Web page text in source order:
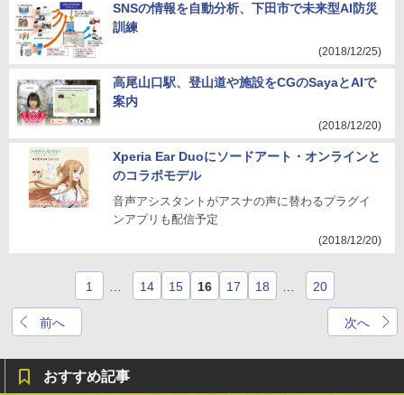
SNSの情報を自動分析、下田市で未来型AI防災
訓練
(2018/12/25)
高尾山口駅、登山道や施設をCGのSayaとAIで
案内
(2018/12/20)
Xperia Ear Duoにソードアート・オンラインと
のコラボモデル
音声アシスタントがアスナの声に替わるプラグイ
ンアプリも配信予定
(2018/12/20)
前へ
1 14 15 16 17 18 20
次へ
おすすめ記事